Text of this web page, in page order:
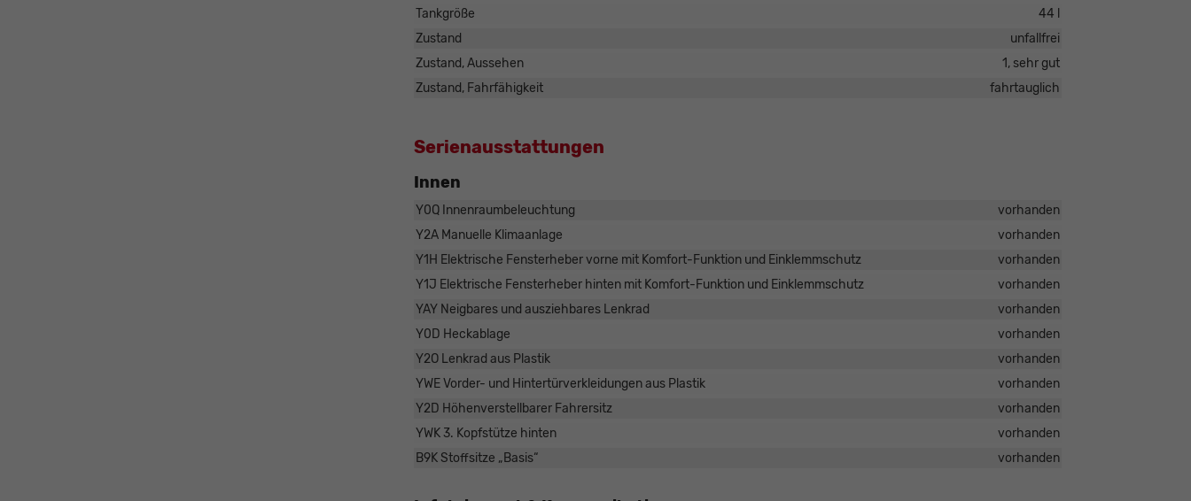
Tankgröße
44 l
Zustand
unfallfrei
Zustand, Aussehen
1, sehr gut
Zustand, Fahrfähigkeit
fahrtauglich
Serienausstattungen
Innen
Y0Q Innenraumbeleuchtung
vorhanden
Y2A Manuelle Klimaanlage
vorhanden
Y1H Elektrische Fensterheber vorne mit Komfort-Funktion und Einklemmschutz
vorhanden
Y1J Elektrische Fensterheber hinten mit Komfort-Funktion und Einklemmschutz
vorhanden
YAY Neigbares und ausziehbares Lenkrad
vorhanden
Y0D Heckablage
vorhanden
Y2O Lenkrad aus Plastik
vorhanden
YWE Vorder- und Hintertürverkleidungen aus Plastik
vorhanden
Y2D Höhenverstellbarer Fahrersitz
vorhanden
YWK 3. Kopfstütze hinten
vorhanden
B9K Stoffsitze „Basis“
vorhanden